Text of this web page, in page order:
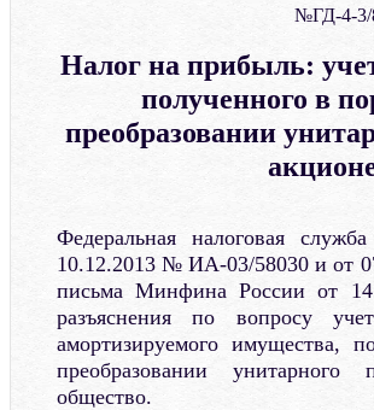
№ГД-4-3/
Налог на прибыль:
полученного в
преобразовании
Федеральная налоговая
10.12.2013 № ИА-03/58030 и от
письма Минфина России от
разъяснения по вопросу
амортизируемого имущества,
преобразовании
общество.